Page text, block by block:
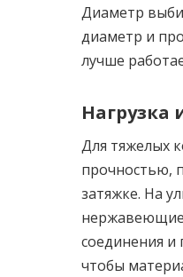
Диаметр
диаметр и
лучше
Нагрузка
Для тяжелых
прочностью,
затяжке. На
нержавеющие
соединения и
чтобы